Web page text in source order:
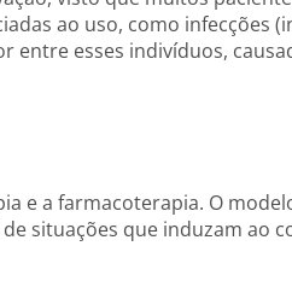
ao uso, como infecções
entre esses indivíduos,
e a farmacoterapia. O
situações que induzam ao